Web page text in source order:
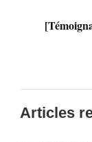
Articles